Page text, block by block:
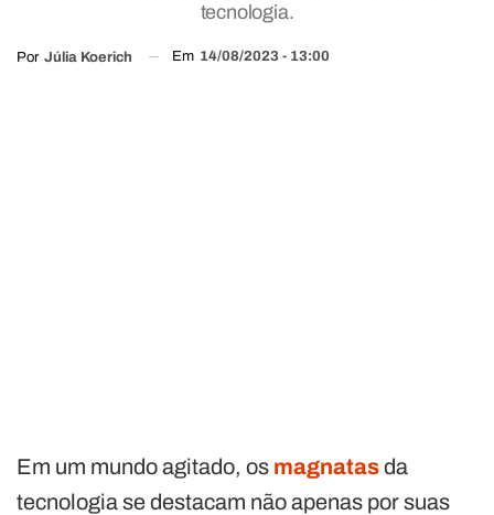
tecnologia.
Por Júlia Koerich Em 14/08/2023 - 13:00
Em um mundo agitado, os magnatasda
tecnologia se destacam não apenas por suas